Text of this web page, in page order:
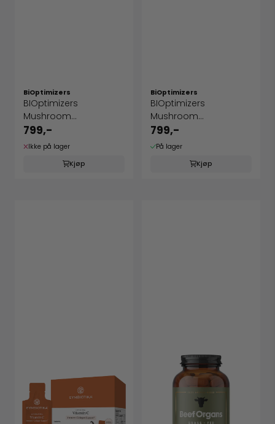
BiOptimizers
BIOptimizers
Mushroom
Breakthrough - Salted
...
799,-
Ikke på lager
Kjøp
BiOptimizers
BIOptimizers
Mushroom
Breakthrough
Chocolicious
799,-
På lager
Kjøp